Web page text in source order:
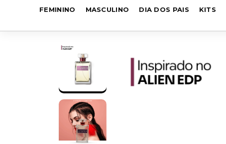
FEMININO MASCULINO DIA DOS PAIS KITS